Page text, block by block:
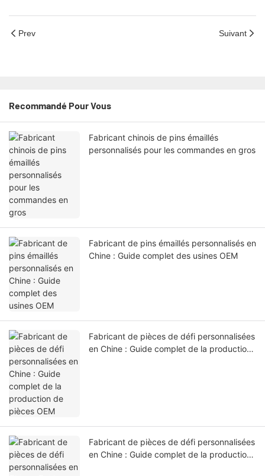
Prev Suivant
Recommandé Pour Vous
Fabricant chinois de pins émaillés
personnalisés pour les commandes en gros
Fabricant de pins émaillés personnalisés en
Chine : Guide complet des usines OEM
Fabricant de pièces de défi personnalisées
en Chine : Guide complet de la production
Fabricant de pièces de défi personnalisées
en Chine : Guide complet de la production